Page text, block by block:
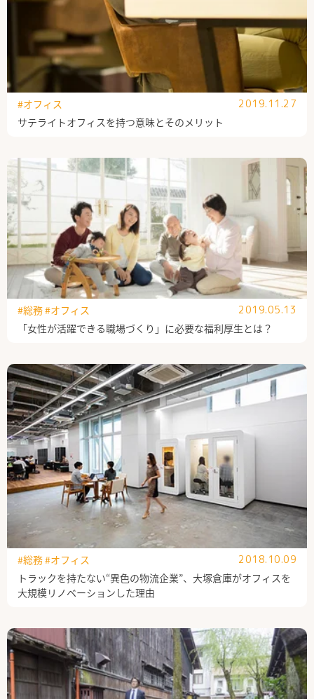
サテライトオフィスを持つ意味とそのメリット
#オフィス 2019.11.27
「女性が活躍できる職場づくり」に必要な福利厚生とは？
#総務#オフィス 2019.05.13
トラックを持たない“異色の物流企業”、大塚倉庫がオフィスを
大規模リノベーションした理由
#総務#オフィス 2018.10.09